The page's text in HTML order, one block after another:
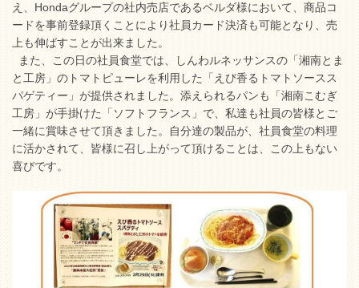
え、Hondaグループの社内売店であるベルダ様において、商品コ
ードを事前登録頂くことにより社員カード決済も可能となり、売
上も伸ばすことが出来ました。
また、この日の社員食堂では、しんわルネッサンスの「湘南とま
と工房」のトマトピューレを利用した「えび香るトマトソースス
パゲティー」が提供されました。添えられるパンも「湘南こむぎ
工房」が手掛けた「ソフトフランス」で、私達も社員の皆様とご
一緒に賞味させて頂きました。自分達の製品が、社員食堂の料理
に活かされて、皆様に召し上がって頂けることは、この上もない
喜びです。